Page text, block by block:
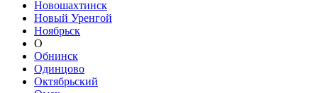
Новошахтинск
Новый Уренгой
Ноябрьск
О
Обнинск
Одинцово
Октябрьский